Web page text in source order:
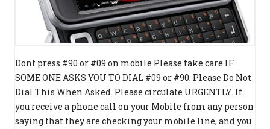
Dont press #90 or #09 on mobile Please take care IF
SOME ONE ASKS YOU TO DIAL #09 or #90. Please Do Not
Dial This When Asked. Please circulate URGENTLY. If
you receive a phone call on your Mobile from any person
saying that they are checking your mobile line, and you